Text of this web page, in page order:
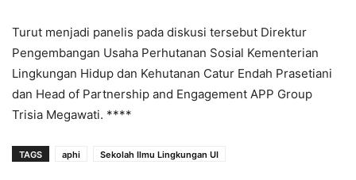
Turut menjadi panelis pada diskusi tersebut Direktur
Pengembangan Usaha Perhutanan Sosial Kementerian
Lingkungan Hidup dan Kehutanan Catur Endah Prasetiani
dan Head of Partnership and Engagement APP Group
Trisia Megawati. ****
TAGS aphi Sekolah Ilmu Lingkungan UI